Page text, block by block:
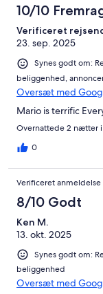
10/10
Verificeret
23. sep. 2025
Synes godt om:
beliggenhed,
Oversæt med
Mario is terrific
Overnattede 2 nætter
0
Verificeret anmeldelse
8/10 Godt
Ken M.
13. okt. 2025
Synes godt om:
beliggenhed
Oversæt med